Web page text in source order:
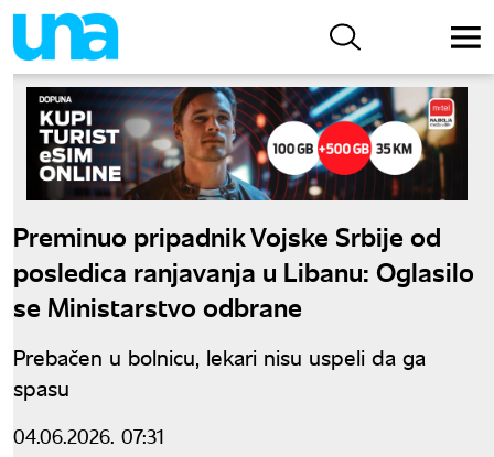
Preminuo pripadnik Vojske Srbije od
posledica ranjavanja u Libanu: Oglasilo
se Ministarstvo odbrane
Prebačen u bolnicu, lekari nisu uspeli da ga
spasu
04.06.2026. 07:31